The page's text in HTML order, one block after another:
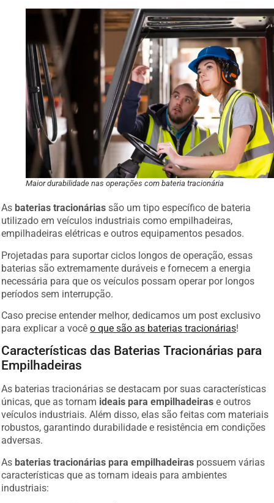
Maior durabilidade nas operações com bateria tracionária
As baterias tracionárias são um tipo específico de bateria
utilizado em veículos industriais como empilhadeiras,
empilhadeiras elétricas e outros equipamentos pesados.
Projetadas para suportar ciclos longos de operação, essas
baterias são extremamente duráveis e fornecem a energia
necessária para que os veículos possam operar por longos
períodos sem interrupção.
Caso precise entender melhor, dedicamos um post exclusivo
para explicar a vocêo que são as baterias tracionárias!
Características das Baterias Tracionárias para
Empilhadeiras
As baterias tracionárias se destacam por suas características
únicas, que as tornam ideais para empilhadeiras e outros
veículos industriais. Além disso, elas são feitas com materiais
robustos, garantindo durabilidade e resistência em condições
adversas.
As baterias tracionárias para empilhadeiras possuem várias
características que as tornam ideais para ambientes
industriais: